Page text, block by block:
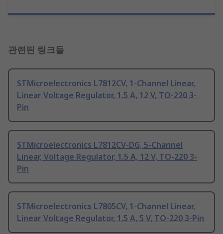
관련된 링크들
STMicroelectronics L7812CV, 1-Channel Linear,
Linear Voltage Regulator, 1.5 A, 12 V, TO-220 3-
Pin
STMicroelectronics L7812CV-DG, 5-Channel
Linear, Voltage Regulator, 1.5 A, 12 V, TO-220 3-
Pin
STMicroelectronics L7805CV, 1-Channel Linear,
Linear Voltage Regulator, 1.5 A, 5 V, TO-220 3-Pin